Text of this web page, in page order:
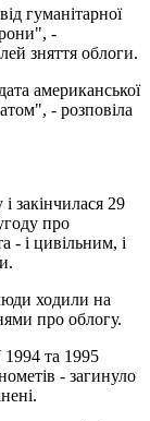
гуманітарної
-
зняття облоги.
американської
- розповіла
закінчилася 29
про
- і цивільним, і
ходили на
про облогу.
та 1995
- загинуло